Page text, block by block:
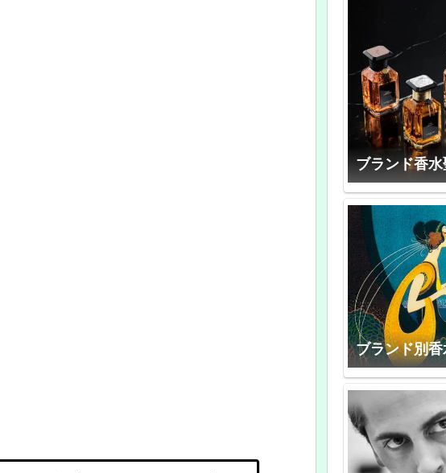
ブランド香
ブランド別